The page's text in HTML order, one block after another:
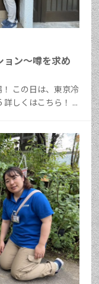
ン～噂を求め
この日は、東京冷
しくはこちら！ ...